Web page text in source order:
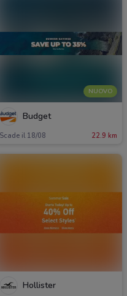
NUOVO
Budget
Scade il 18/08 22.9 km
Hollister